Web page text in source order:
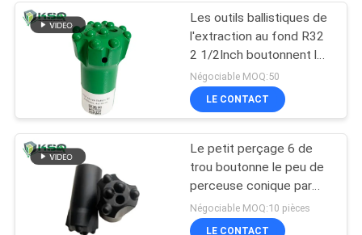
Les outils ballistiques de
l'extraction au fond R32
2 1/2Inch boutonnent le
peu de perceuse
Négociable MOQ:50
LE CONTACT
Le petit perçage 6 de
trou boutonne le peu de
perceuse conique par
36mm de bouton de
30mm 32mm
Négociable MOQ:10 pièces
LE CONTACT